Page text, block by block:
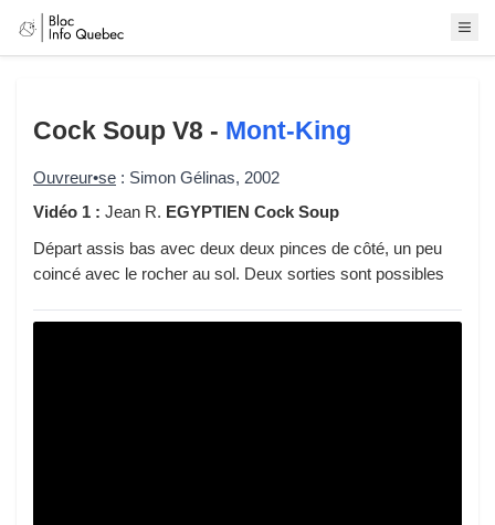
Cock Soup V8 - Mont-King
Ouvreur•se : Simon Gélinas, 2002
Vidéo 1 : Jean R. EGYPTIEN Cock Soup
Départ assis bas avec deux deux pinces de côté, un peu
coincé avec le rocher au sol. Deux sorties sont possibles